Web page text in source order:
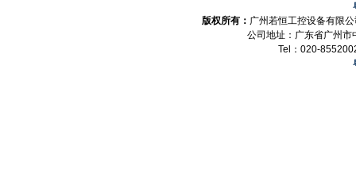
版权所有： 广州若恒工控设备有限公
公司地址： 广东省广州市
Tel：020-